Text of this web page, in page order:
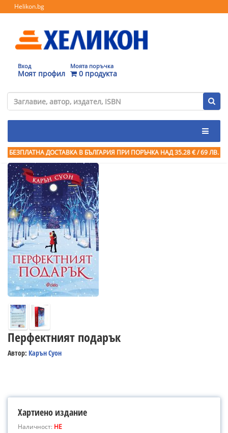
Helikon.bg
Вход
Моят профил
Моята поръчка
0 продукта
БЕЗПЛАТНА ДОСТАВКА В БЪЛГАРИЯ ПРИ ПОРЪЧКА НАД 35.28 € / 69 ЛВ.
Перфектният подарък
Автор: Карън Суон
Хартиено издание
Наличност: НЕ